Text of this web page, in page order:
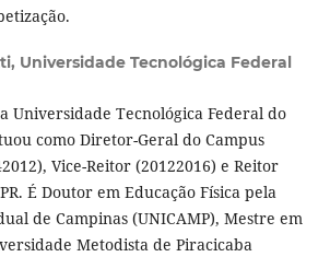
Universidade Tecnológica Federal
Universidade Tecnológica Federal do
como Diretor-Geral do Campus
Vice-Reitor (20122016) e Reitor
É Doutor em Educação Física pela
de Campinas (UNICAMP), Mestre em
Metodista de Piracicaba